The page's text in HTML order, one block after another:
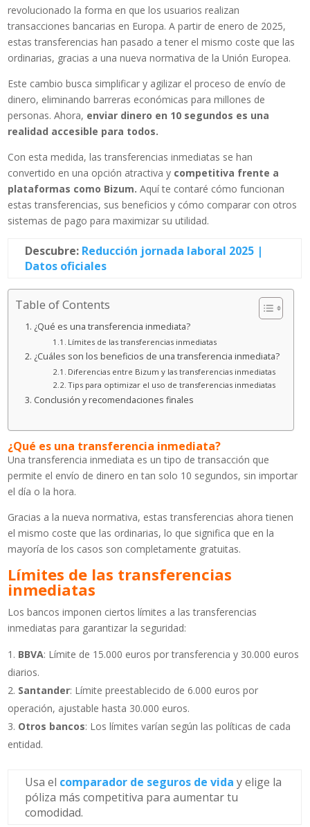
revolucionado la forma en que los usuarios realizan
transacciones bancarias en Europa. A partir de enero de 2025,
estas transferencias han pasado a tener el mismo coste que las
ordinarias, gracias a una nueva normativa de la Unión Europea.
Este cambio busca simplificar y agilizar el proceso de envío de
dinero, eliminando barreras económicas para millones de
personas. Ahora, enviar dinero en 10 segundos es una
realidad accesible para todos.
Con esta medida, las transferencias inmediatas se han
convertido en una opción atractiva y competitiva frente a
plataformas como Bizum. Aquí te contaré cómo funcionan
estas transferencias, sus beneficios y cómo comparar con otros
sistemas de pago para maximizar su utilidad.
Descubre: Reducción jornada laboral 2025 |
Datos oficiales
Table of Contents
¿Qué es una transferencia inmediata?
Límites de las transferencias inmediatas
¿Cuáles son los beneficios de una transferencia inmediata?
Diferencias entre Bizum y las transferencias inmediatas
Tips para optimizar el uso de transferencias inmediatas
Conclusión y recomendaciones finales
¿Qué es una transferencia inmediata?
Una transferencia inmediata es un tipo de transacción que
permite el envío de dinero en tan solo 10 segundos, sin importar
el día o la hora.
Gracias a la nueva normativa, estas transferencias ahora tienen
el mismo coste que las ordinarias, lo que significa que en la
mayoría de los casos son completamente gratuitas.
Límites de las transferencias
inmediatas
Los bancos imponen ciertos límites a las transferencias
inmediatas para garantizar la seguridad:
BBVA: Límite de 15.000 euros por transferencia y 30.000 euros
diarios.
Santander: Límite preestablecido de 6.000 euros por
operación, ajustable hasta 30.000 euros.
Otros bancos: Los límites varían según las políticas de cada
entidad.
Usa el comparador de seguros de vida y elige la
póliza más competitiva para aumentar tu
comodidad.